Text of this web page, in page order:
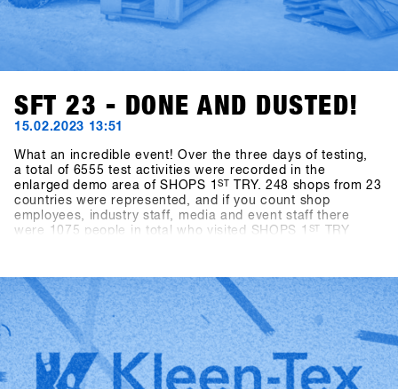
SFT 23 - DONE AND DUSTED!
15.02.2023 13:51
What an incredible event! Over the three days of testing,
a total of 6555 test activities were recorded in the
enlarged demo area of SHOPS 1ST
TRY. 248 shops from 23
countries were represented, and if you count shop
employees, industry staff, media and event staff there
were 1075 people in total who visited SHOPS 1 ST
TRY
slopes in perfect shape, there was an exuberant mood
among all participants. After an enforced break of two
years, the world's biggest snowboarding b2b event could
finally take place again, and the stoke of everyone getting
back together among all participants was off the charts.
This energy is what makes the event so special and gives
us the strength to try to make SHOPS 1ST TRY even better
every year!We look forward to seeing you in 2024 - SAVE